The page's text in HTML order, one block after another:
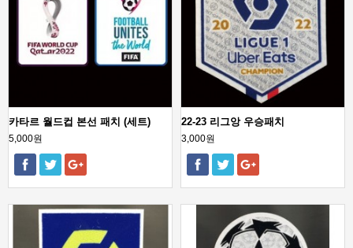
카타르 월드컵 본선 패치 (세트)
5,000원
22-23 리그앙 우승패치
3,000원